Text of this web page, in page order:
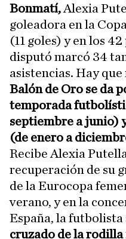
Bonmatí, Alexia
goleadora en la
(11 goles) y en los
disputó marcó 34
asistencias. Hay
Balón de Oro se da
temporada
septiembre a junio)
(de enero a
Recibe Alexia
recuperación de su
de la Eurocopa
verano, y en la
España, la futbolista
cruzado de la